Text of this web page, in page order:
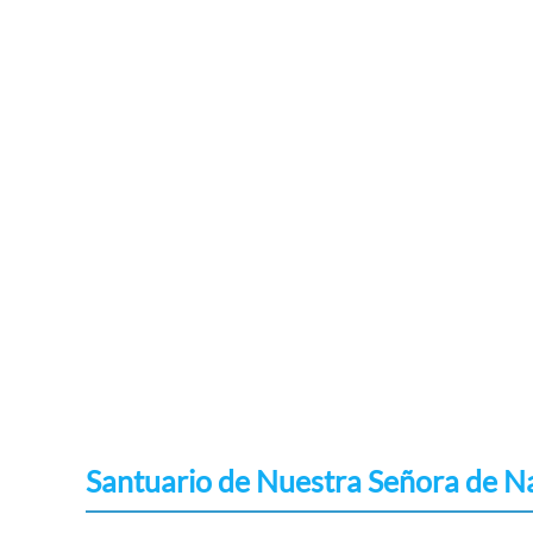
Santuario de Nuestra Señora de